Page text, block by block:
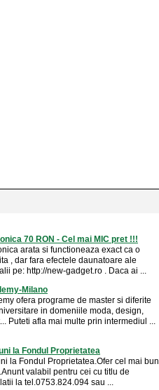
70 RON - Cel mai MIC pret !!!
arata si functioneaza exact ca o
, dar fara efectele daunatoare ale
pe: http://new-gadget.ro . Daca ai ...
Milano
ofera programe de master si diferite
in domeniile moda, design,
Puteti afla mai multe prin intermediul ...
la Fondul Proprietatea
la Fondul Proprietatea.Ofer cel mai bun
valabil pentru cei cu titlu de
la tel.0753.824.094 sau ...